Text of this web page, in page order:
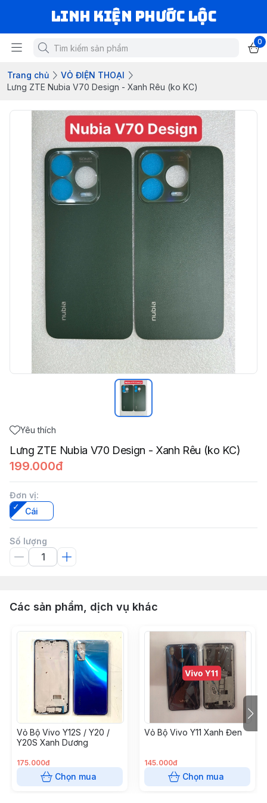
LINH KIỆN PHƯỚC LỘC
0
Trang chủ
VỎ ĐIỆN THOẠI
Lưng ZTE Nubia V70 Design - Xanh Rêu (ko KC)
Yêu thích
Lưng ZTE Nubia V70 Design - Xanh Rêu (ko KC)
199.000đ
Đơn vị:
Cái
Số lượng
Các sản phẩm, dịch vụ khác
Vỏ Bộ Vivo Y12S / Y20 /
Y20S Xanh Dương
175.000đ
Chọn mua
Vỏ Bộ Vivo Y11 Xanh Đen
145.000đ
Chọn mua